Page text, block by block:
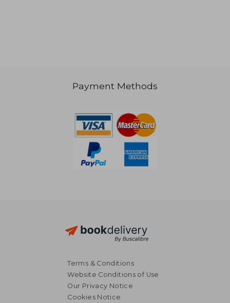
Payment Methods
Terms & Conditions
Website Conditions of Use
Our Privacy Notice
Cookies Notice